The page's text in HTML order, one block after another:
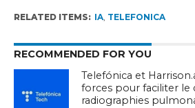
RELATED ITEMS: IA, TELEFONICA
RECOMMENDED FOR YOU
Telefónica et
forces pour faciliter le
radiographies